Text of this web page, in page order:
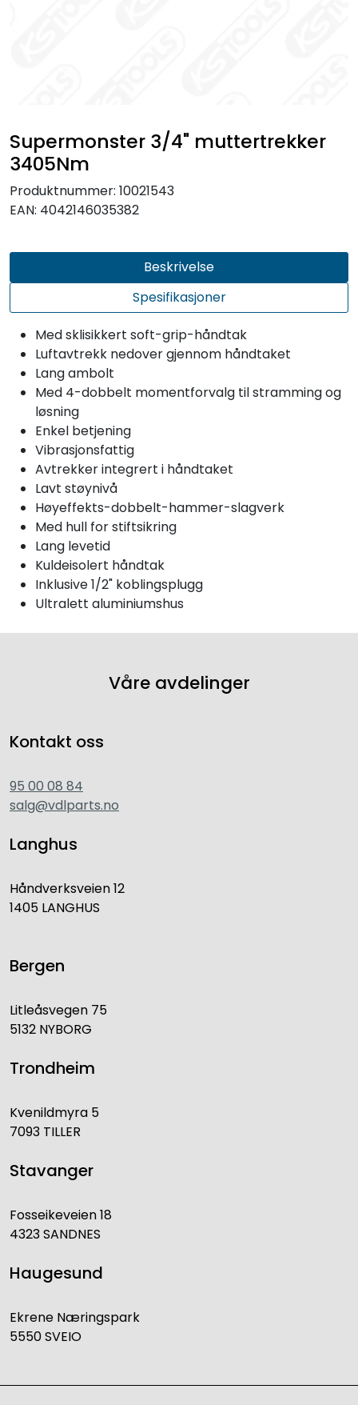
Supermonster 3/4" muttertrekker
3405Nm
Produktnummer: 10021543
EAN: 4042146035382
Beskrivelse
Spesifikasjoner
Med sklisikkert soft-grip-håndtak
Luftavtrekk nedover gjennom håndtaket
Lang ambolt
Med 4-dobbelt momentforvalg til stramming og
løsning
Enkel betjening
Vibrasjonsfattig
Avtrekker integrert i håndtaket
Lavt støynivå
Høyeffekts-dobbelt-hammer-slagverk
Med hull for stiftsikring
Lang levetid
Kuldeisolert håndtak
Inklusive 1/2" koblingsplugg
Ultralett aluminiumshus
Våre avdelinger
Kontakt oss
95 00 08 84
salg@vdlparts.no
Langhus
Håndverksveien 12
1405 LANGHUS
Bergen
Litleåsvegen 75
5132 NYBORG
Trondheim
Kvenildmyra 5
7093 TILLER
Stavanger
Fosseikeveien 18
4323 SANDNES
Haugesund
Ekrene Næringspark
5550 SVEIO